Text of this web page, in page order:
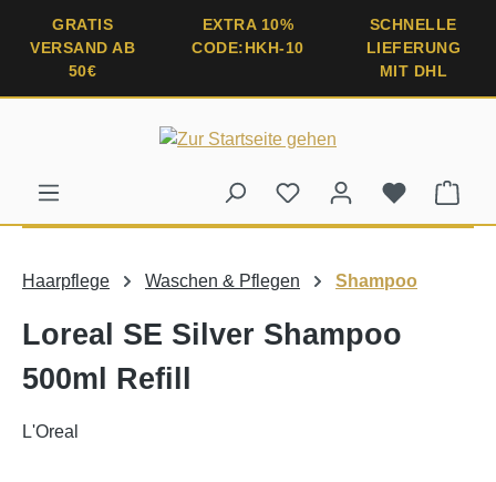
springen
GRATIS
VERSAND AB
50€
EXTRA 10%
CODE:HKH-10
SCHNELLE
LIEFERUNG
MIT DHL
Haarpflege Waschen & Pflegen Shampoo
Loreal SE Silver Shampoo
500ml Refill
L'Oreal